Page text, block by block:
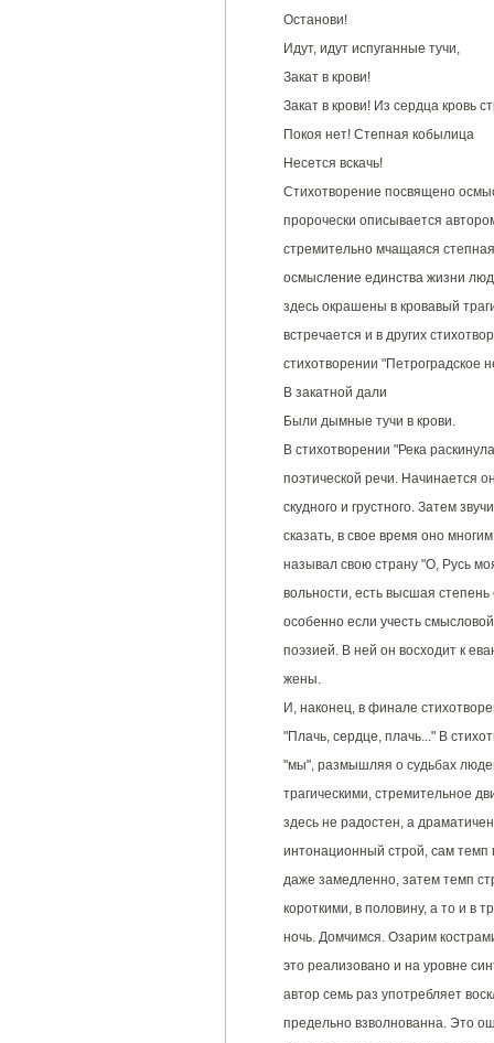
Останови!
Идут, идут испуганные тучи,
Закат в крови!
Закат в крови! Из сердца кровь
Покоя нет! Степная кобылица
Несется вскачь!
Стихотворение посвящено
пророчески описывается
стремительно мчащаяся
осмысление единства жизни
здесь окрашены в кровавый
встречается и в других
стихотворении "Петроградское
В закатной дали
Были дымные тучи в крови.
В стихотворении "Река
поэтической речи. Начинается
скудного и грустного. Затем
сказать, в свое время оно
называл свою страну "О, Русь
вольности, есть высшая
особенно если учесть
поэзией. В ней он восходит к
жены.
И, наконец, в финале
"Плачь, сердце, плачь..." В
"мы", размышляя о судьбах
трагическими, стремительное
здесь не радостен, а
интонационный строй, сам темп
даже замедленно, затем темп
короткими, в половину, а то и в
ночь. Домчимся. Озарим
это реализовано и на уровне
автор семь раз употребляет
предельно взволнованна. Это